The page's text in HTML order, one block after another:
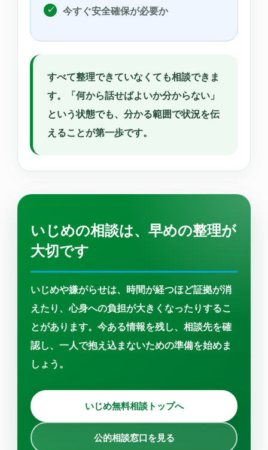
今すぐ安全確保が必要か
すべて整理できていなくても相談できま
す。「何から話せばよいか分からない」
という状態でも、分かる範囲で状況を伝
えることが第一歩です。
いじめの相談は、早めの整理が
大切です
いじめや嫌がらせは、時間が経つほど証拠が消
えたり、心身への負担が大きくなったりするこ
とがあります。今ある情報を残し、相談先を確
認し、一人で抱え込まないための準備を始めま
しょう。
いじめ無料相談トップへ
公的相談窓口を見る